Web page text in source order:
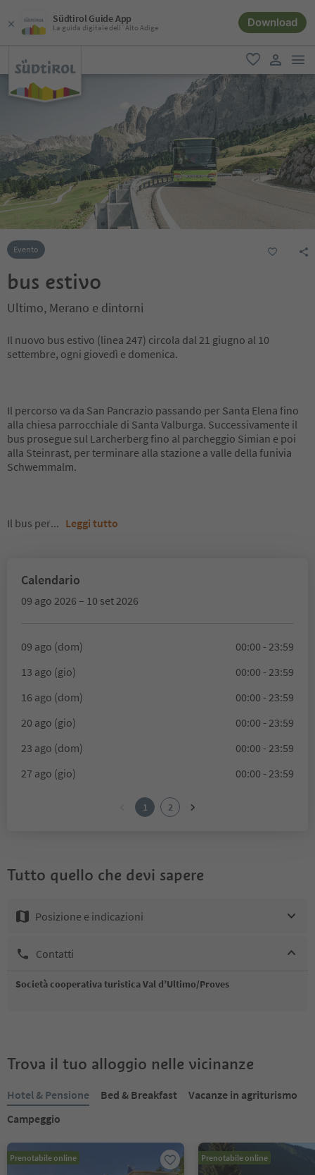
Südtirol Guide App
La guida digitale dell´Alto Adige Download
favoriti
user link
Evento
bus estivo
Ultimo, Merano e dintorni
Il nuovo bus estivo (linea 247) circola dal 21 giugno al 10
settembre, ogni giovedì e domenica.
Il percorso va da San Pancrazio passando per Santa Elena fino
alla chiesa parrocchiale di Santa Valburga. Successivamente il
bus prosegue sul Larcherberg fino al parcheggio Simian e poi
alla Steinrast, per terminare alla stazione a valle della funivia
Schwemmalm.
Il bus per... Leggi tutto
Calendario
09 ago 2026 – 10 set 2026
09 ago (dom)
00:00 - 23:59
13 ago (gio)
00:00 - 23:59
16 ago (dom)
00:00 - 23:59
20 ago (gio)
00:00 - 23:59
23 ago (dom)
00:00 - 23:59
27 ago (gio)
00:00 - 23:59
1 2
Tutto quello che devi sapere
Posizione e indicazioni
Contatti
Società cooperativa turistica Val d’Ultimo/Proves
Trova il tuo alloggio nelle vicinanze
Hotel & Pensione Bed & Breakfast
Vacanze in agriturismo
Campeggio
Prenotabile online Prenotabile online